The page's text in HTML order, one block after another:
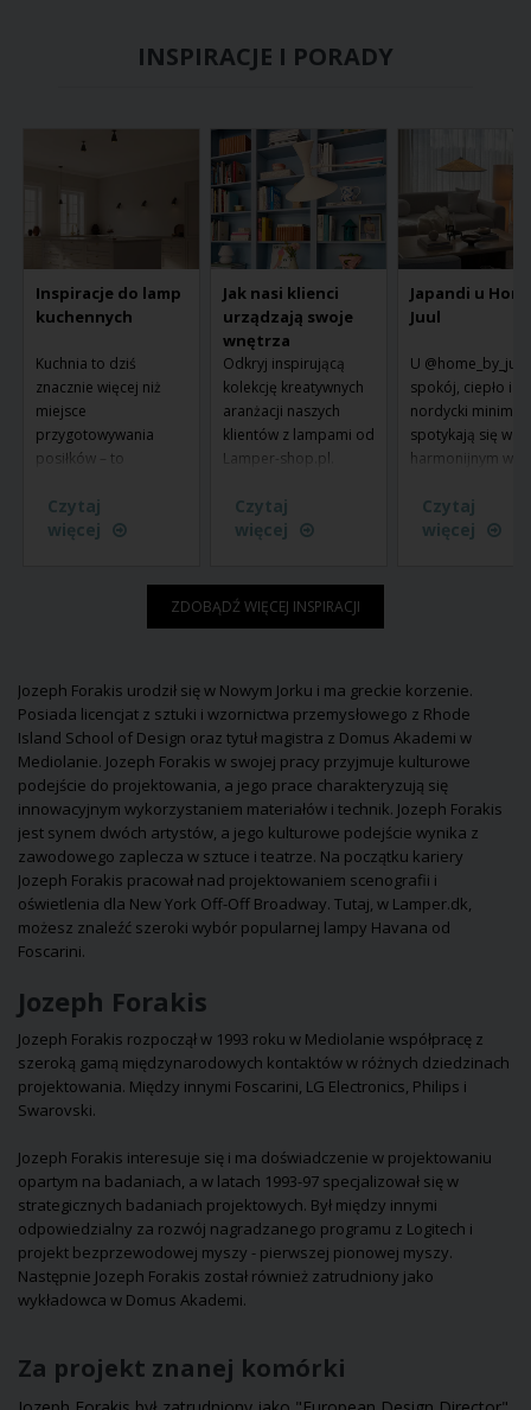
INSPIRACJE I PORADY
Inspiracje do lamp
kuchennych
Kuchnia to dziś
znacznie więcej niż
miejsce
przygotowywania
posiłków – to
Tu zaczyna się dzień
od śniadania, tu
jedzenia i wspólnego
kuchni odgrywa ważną
rolę, zarówno
praktyczną, jak i
atmosferyczną.
Czytaj
więcej
Jak nasi klienci
urządzają swoje
wnętrza
Odkryj inspirującą
kolekcję kreatywnych
aranżacji naszych
klientów z lampami od
Lamper-shop.pl.
lampy przekształcają
przestrzenie i tworzą
Zainspiruj się
unikalnymi stylami i
może być zarówno
funkcjonalne, jak i
dekoracyjne. Może
znajdziesz tutaj swój
kolejny pomysł na
aranżację!
Czytaj
więcej
Japandi u
Juul
U @home_by_juul
spokój, ciepło i
nordycki
spotykają się w
harmonijnym
odgrywa
rolę. Jej styl
element
Czytaj
więcej
ZDOBĄDŹ WIĘCEJ INSPIRACJI
Jozeph Forakis urodził się w Nowym Jorku i ma greckie korzenie.
Posiada licencjat z sztuki i wzornictwa przemysłowego z Rhode
Island School of Design oraz tytuł magistra z Domus Akademi w
Mediolanie. Jozeph Forakis w swojej pracy przyjmuje kulturowe
podejście do projektowania, a jego prace charakteryzują się
innowacyjnym wykorzystaniem materiałów i technik. Jozeph Forakis
jest synem dwóch artystów, a jego kulturowe podejście wynika z
zawodowego zaplecza w sztuce i teatrze. Na początku kariery
Jozeph Forakis pracował nad projektowaniem scenografii i
oświetlenia dla New York Off-Off Broadway. Tutaj, w Lamper.dk,
możesz znaleźć szeroki wybór popularnej lampy Havana od
Foscarini.
Jozeph Forakis
Jozeph Forakis rozpoczął w 1993 roku w Mediolanie współpracę z
szeroką gamą międzynarodowych kontaktów w różnych dziedzinach
projektowania. Między innymi Foscarini, LG Electronics, Philips i
Swarovski.
Jozeph Forakis interesuje się i ma doświadczenie w projektowaniu
opartym na badaniach, a w latach 1993-97 specjalizował się w
strategicznych badaniach projektowych. Był między innymi
odpowiedzialny za rozwój nagradzanego programu z Logitech i
projekt bezprzewodowej myszy - pierwszej pionowej myszy.
Następnie Jozeph Forakis został również zatrudniony jako
wykładowca w Domus Akademi.
Za projekt znanej komórki